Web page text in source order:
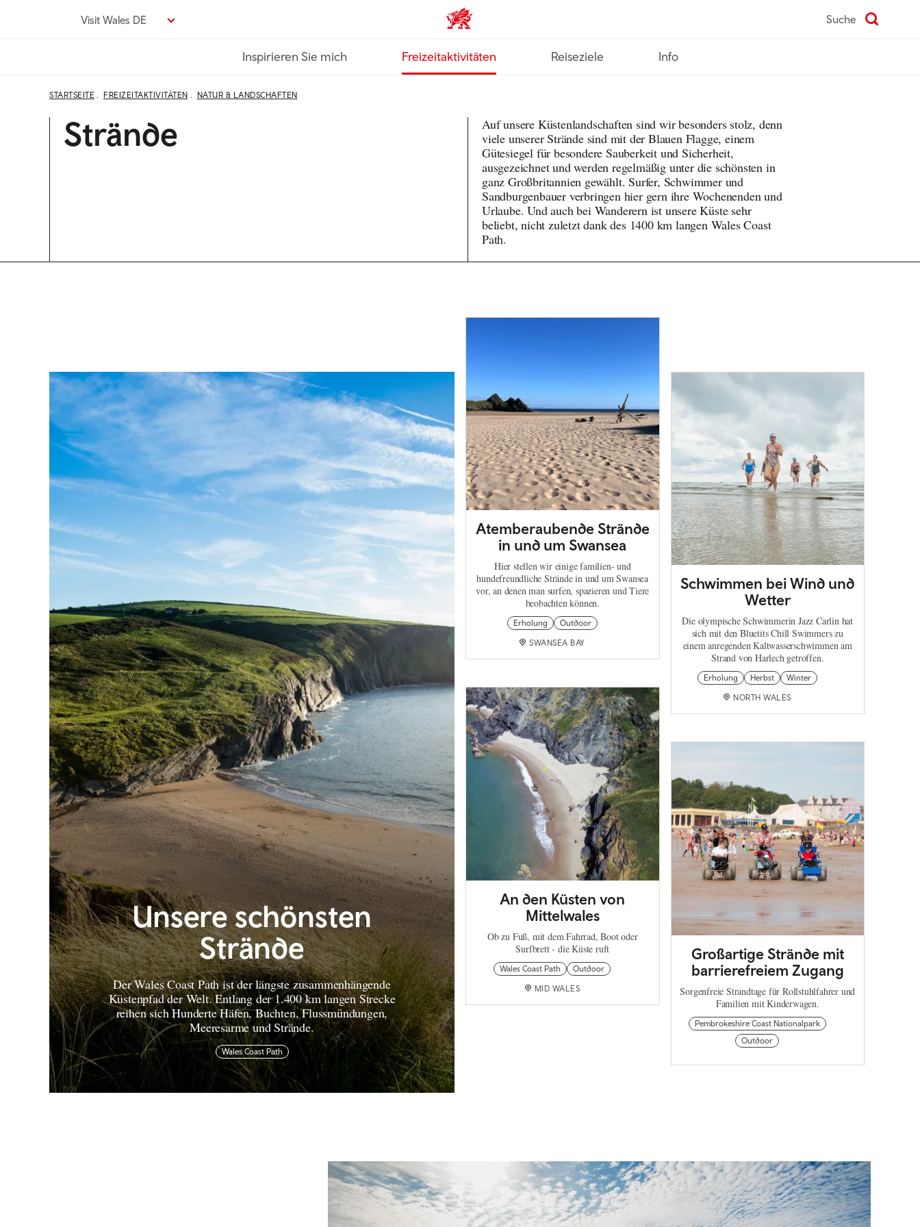
Visit Wales DE VisitWales home Suche
Inspirieren Sie mich Freizeitaktivitäten Reiseziele Info
STARTSEITE FREIZEITAKTIVITÄTEN NATUR & LANDSCHAFTEN
Strände
Auf unsere Küstenlandschaften sind wir besonders stolz, denn
viele unserer Strände sind mit der Blauen Flagge, einem
Gütesiegel für besondere Sauberkeit und Sicherheit,
ausgezeichnet und werden regelmäßig unter die schönsten in
ganz Großbritannien gewählt. Surfer, Schwimmer und
Sandburgenbauer verbringen hier gern ihre Wochenenden und
Urlaube. Und auch bei Wanderern ist unsere Küste sehr
beliebt, nicht zuletzt dank des 1400 km langen Wales Coast
Path.
Unsere schönsten
Strände
Der Wales Coast Path ist der längste zusammenhängende
Küstenpfad der Welt. Entlang der 1.400 km langen Strecke
reihen sich Hunderte Häfen, Buchten, Flussmündungen,
Meeresarme und Strände.
Wales Coast Path
Atemberaubende Strände
in und um Swansea
Hier stellen wir einige familien- und
hundefreundliche Strände in und um Swansea
vor, an denen man surfen, spazieren und Tiere
beobachten können.
Erholung Outdoor
SWANSEA BAY
An den Küsten von
Mittelwales
Ob zu Fuß, mit dem Fahrrad, Boot oder
Surfbrett - die Küste ruft
Wales Coast Path Outdoor
MID WALES
Schwimmen bei Wind und
Wetter
Die olympische Schwimmerin Jazz Carlin hat
sich mit den Bluetits Chill Swimmers zu
einem anregenden Kaltwasserschwimmen am
Strand von Harlech getroffen.
Erholung Herbst Winter
NORTH WALES
Großartige Strände mit
barrierefreiem Zugang
Sorgenfreie Strandtage für Rollstuhlfahrer und
Familien mit Kinderwagen.
Pembrokeshire Coast Nationalpark
Outdoor